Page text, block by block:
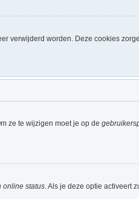
verwijderd worden. Deze cookies
ze te wijzigen moet je op de
online status. Als je deze optie activeert